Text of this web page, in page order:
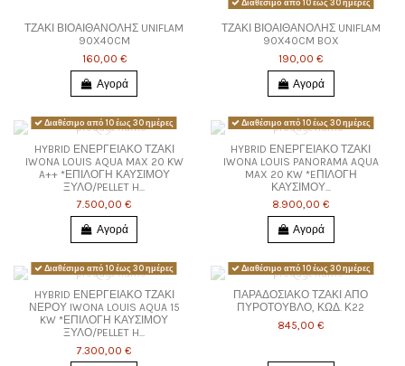
ΤΖΑΚΙ ΒΙΟΑΙΘΑΝΟΛΗΣ UNIFLAM
90X40CM
160,00 €
Αγορά
Διαθέσιμο από 10 έως 30 ημέρες
ΤΖΑΚΙ ΒΙΟΑΙΘΑΝΟΛΗΣ UNIFLAM
90X40CM BOX
190,00 €
Αγορά
Διαθέσιμο από 10 έως 30 ημέρες
HYBRID ΕΝΕΡΓΕΙΑΚΟ ΤΖΑΚΙ
IWONA LOUIS AQUA MAX 20 KW
A++ *ΕΠΙΛΟΓΗ ΚΑΥΣΙΜΟΥ
ΞΥΛΟ/PELLET H...
7.500,00 €
Αγορά
Διαθέσιμο από 10 έως 30 ημέρες
HYBRID ΕΝΕΡΓΕΙΑΚΟ ΤΖΑΚΙ
IWONA LOUIS PANORAMA AQUA
MAX 20 KW *EΠΙΛΟΓΗ
ΚΑΥΣΙΜΟΥ...
8.900,00 €
Αγορά
Διαθέσιμο από 10 έως 30 ημέρες
HYBRID ΕΝΕΡΓΕΙΑΚΟ ΤΖΑΚΙ
ΝΕΡΟΥ IWONA LOUIS AQUA 15
KW *ΕΠΙΛΟΓΗ ΚΑΥΣΙΜΟΥ
ΞΥΛΟ/PELLET H...
7.300,00 €
Διαθέσιμο από 10 έως 30 ημέρες
ΠΑΡΑΔΟΣΙΑΚΟ ΤΖΑΚΙ ΑΠΟ
ΠΥΡΟΤΟΥΒΛΟ, ΚΩΔ. Κ22
845,00 €